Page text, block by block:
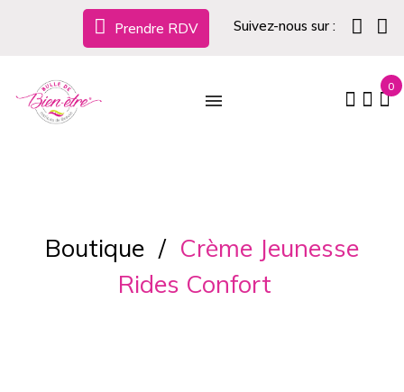
Prendre RDV Suivez-nous sur :
0
Boutique
Crème Jeunesse
Rides Confort